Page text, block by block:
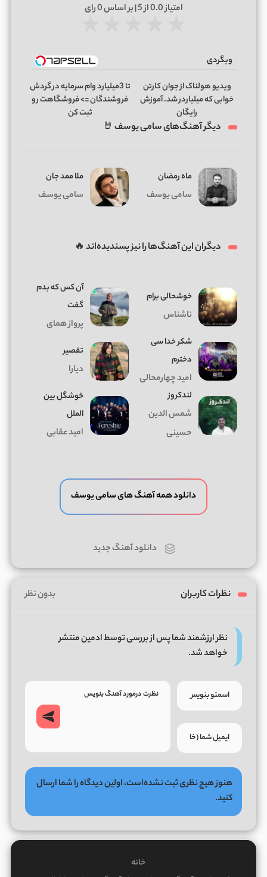
امتیاز0.0از 5 | بر اساس 0رای
وبگردی
ویدیو هولناک از جوان کارتن
خوابی که میلیاردر شد. آموزش
رایگان
تا 3میلیارد وام سرمایه در گردش
فروشندگان => فروشگاهت رو
ثبت کن
دیگر آهنگ‌های سامی یوسف 🤘
ماه رمضان
سامی یوسف
ملا ممد جان
سامی یوسف
دیگران این آهنگ‌ها را نیز پسندیده‌اند 🔥
خوشحالی برام
ناشناس
آن کس که بدم
گفت
پرواز همای
شکر خدا سی
دخترم
امید چهارمحالی
تقصیر
دیارا
لندکروز
شمس الدین
حسینی
خوشگل بین
الملل
امید عقابی
دانلود همه آهنگ های سامی یوسف
دانلود آهنگ جدید
نظرات کاربران بدون نظر
نظر ارزشمند شما پس از بررسی توسط ادمین منتشر
خواهد شد.
هنوز هیچ نظری ثبت نشده‌است، اولین دیدگاه را شما ارسال
کنید.
خانه